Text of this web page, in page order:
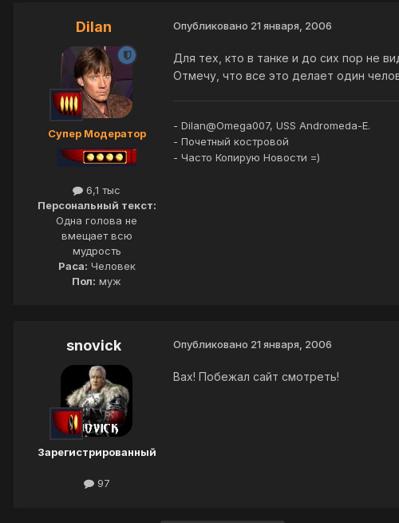
Dilan
Супер Модератор
6,1 тыс
Персональный текст:
Одна голова не
вмещает всю
мудрость
Раса: Человек
Пол: муж
Опубликовано 21 января, 2006
Для тех, кто в танке и до сих пор не
Отмечу, что все это делает один
- Dilan@Omega007, USS Andromeda-E.
- Почетный костровой
- Часто Копирую Новости =)
snovick
Зарегистрированный
97
Опубликовано 21 января, 2006
Вах! Побежал сайт смотреть!